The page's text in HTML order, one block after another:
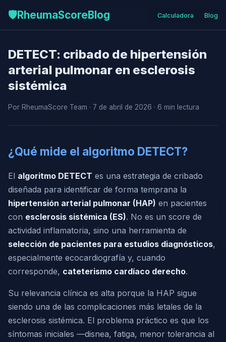
🛡️RheumaScoreBlog Calculadora Blog
DETECT: cribado de hipertensión
arterial pulmonar en esclerosis
sistémica
Por RheumaScore Team · 7 de abril de 2026 · 6 min lectura
¿Qué mide el algoritmo DETECT?
El algoritmo DETECT es una estrategia de cribado
diseñada para identificar de forma temprana la
hipertensión arterial pulmonar (HAP) en pacientes
con esclerosis sistémica (ES). No es un score de
actividad inflamatoria, sino una herramienta de
selección de pacientes para estudios diagnósticos,
especialmente ecocardiografía y, cuando
corresponde, cateterismo cardíaco derecho.
Su relevancia clínica es alta porque la HAP sigue
siendo una de las complicaciones más letales de la
esclerosis sistémica. El problema práctico es que los
síntomas iniciales —disnea, fatiga, menor tolerancia al